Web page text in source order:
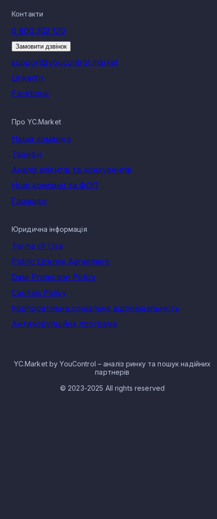
Контакти
0 800 302 120
Замовити дзвінок
support@youcontrol.market
LinkedIn
Facebook
Про YC.Market
Наша команда
Тарифи
Аналіз клієнтів та конкурентів
Нові компанії та ФОП
Громади
Юридична інформація
Terms of Use
Public License Agreement
Data Protection Policy
Cookies Policy
Корпоративна соціальна відповідальність
Антикорупційна програма
YC.Market by YouControl – аналіз ринку та пошук надійних
партнерів
© 2023-2025 All rights reserved